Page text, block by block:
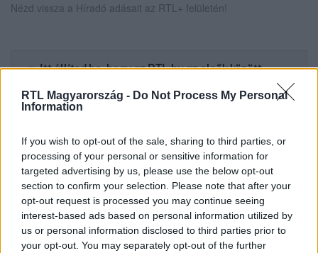
RTL Magyarország - Do Not Process My Personal
Information
If you wish to opt-out of the sale, sharing to third parties, or
processing of your personal or sensitive information for
targeted advertising by us, please use the below opt-out
section to confirm your selection. Please note that after your
opt-out request is processed you may continue seeing
interest-based ads based on personal information utilized by
us or personal information disclosed to third parties prior to
your opt-out. You may separately opt-out of the further
Nézd vissza a Híradó adásait az RTL+ felületén!
Itt állítsd be, hogy az RTL.hu az elsők között